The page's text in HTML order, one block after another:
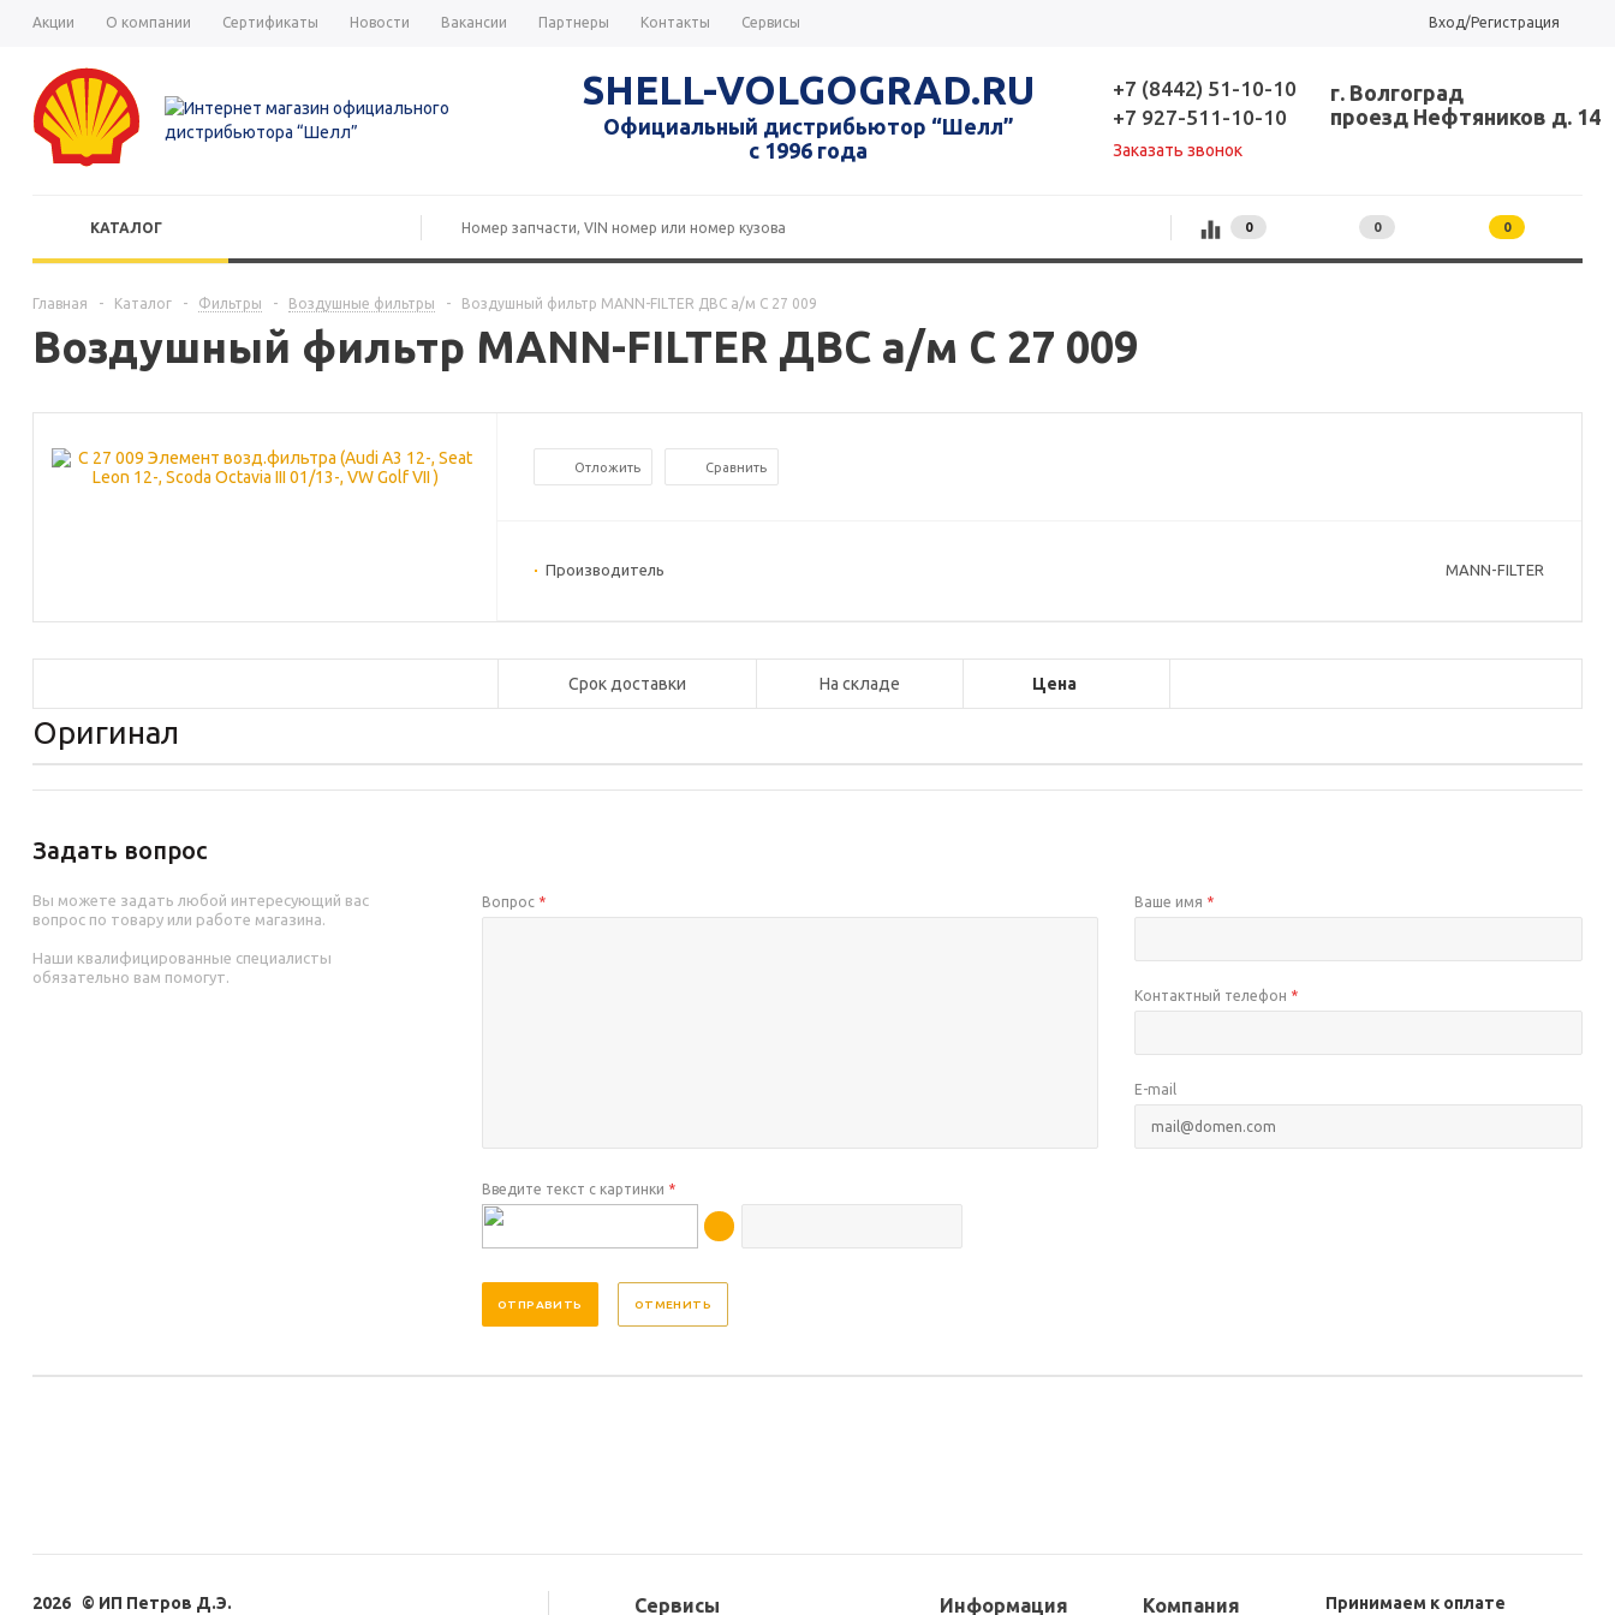
Акции О компании Сертификаты Новости Вакансии Партнеры Контакты Сервисы Вход/Регистрация
SHELL-VOLGOGRAD.RU
Официальный дистрибьютор “Шелл”
с 1996 года
+7 (8442) 51-10-10
+7 927-511-10-10
Заказать звонок
г. Волгоград
проезд Нефтяников д. 14
КАТАЛОГ 0 0 0
Главная - Каталог - Фильтры - Воздушные фильтры - Воздушный фильтр MANN-FILTER ДВС а/м C 27 009
Воздушный фильтр MANN-FILTER ДВС а/м C 27 009
Отложить Сравнить
Производитель MANN-FILTER
Срок доставки На складе Цена
Оригинал
Задать вопрос
Вы можете задать любой интересующий вас
вопрос по товару или работе магазина.
Наши квалифицированные специалисты
обязательно вам помогут.
Вопрос * Ваше имя *
Контактный телефон *
E-mail
Введите текст с картинки *
ОТМЕНИТЬ
2026 © ИП Петров Д.Э. Сервисы Информация Компания Принимаем к оплате